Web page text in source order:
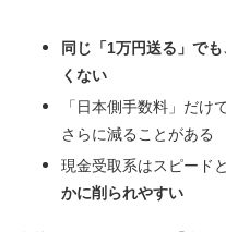
同じ「1万円送る」で
くない
「日本側手数料」だけ
さらに減ることがある
現金受取系はスピード
かに削られやすい